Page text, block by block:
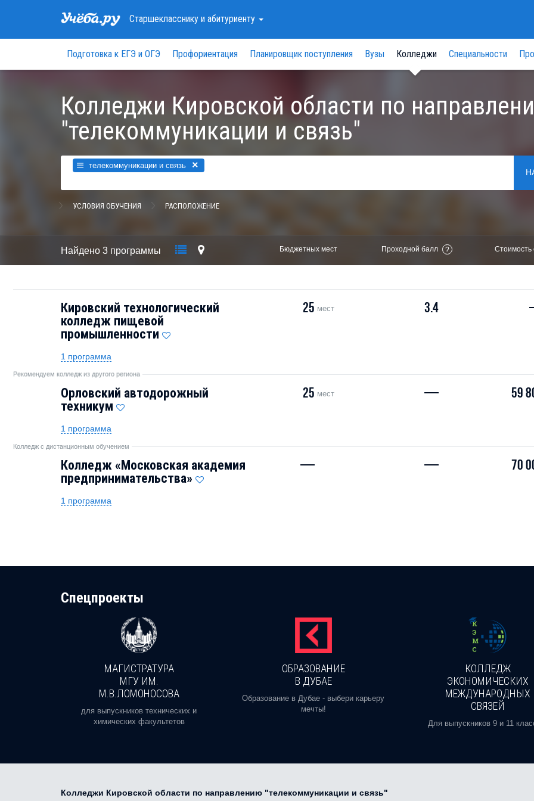
Старшеклассникуи абитуриенту
Подготовка к ЕГЭ и ОГЭ Профориентация Планировщик поступления Вузы Колледжи Специальности
Колледжи Кировской области по
"телекоммуникации и связь"
телекоммуникации и связь ×
УСЛОВИЯ ОБУЧЕНИЯ РАСПОЛОЖЕНИЕ
Найдено 3 программы Бюджетных мест Проходной балл ? Стоимость
Кировский технологический
колледж пищевой
промышленности
25 мест 3.4
1 программа
Рекомендуем колледж из другого региона
Орловский автодорожный
техникум
25 мест — 59
1 программа
Колледж с дистанционным обучением
Колледж «Московская академия
предпринимательства»
— — 70
1 программа
Cпецпроекты
МАГИСТРАТУРА
МГУ ИМ.
М.В.ЛОМОНОСОВА
для выпускников технических и
химических факультетов
ОБРАЗОВАНИЕ
В ДУБАЕ
Образование в Дубае - выбери карьеру
мечты!
КОЛЛЕДЖ
ЭКОНОМИЧЕСКИХ
МЕЖДУНАРОДНЫХ
СВЯЗЕЙ
Для выпускников 9 и 11
Колледжи Кировской области по направлению "телекоммуникации и связь"